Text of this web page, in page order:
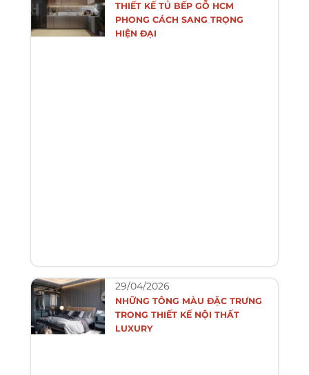
THIẾT KẾ TỦ BẾP GỖ HCM
PHONG CÁCH SANG TRỌNG
HIỆN ĐẠI
29/04/2026
NHỮNG TÔNG MÀU ĐẶC TRƯNG
TRONG THIẾT KẾ NỘI THẤT
LUXURY